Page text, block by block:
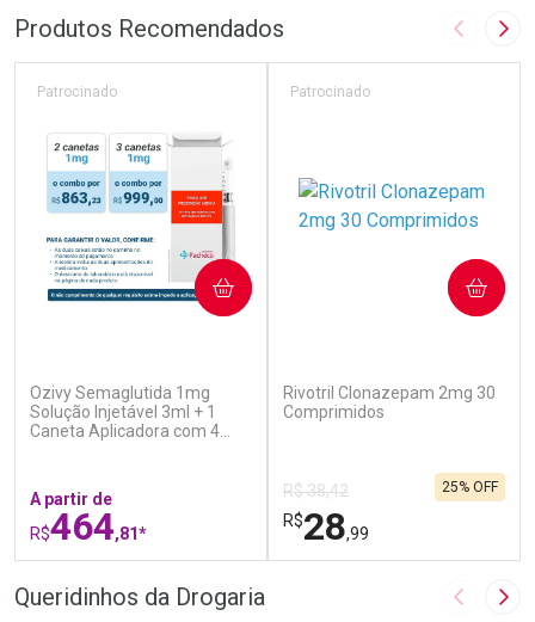
Produtos Recomendados Imagem
Ozivy Semaglutida 1mg
Solução Injetável 3ml + 1
Caneta Aplicadora com 4
Patrocinado
A partir de
R$464,81*
COMPRAR
Rivotril Clonazepam 2mg 30
Comprimidos
Patrocinado
R$ 38,42
R$28,99
25% OFF
COMPRAR
Queridinhos da Drogaria Imagem